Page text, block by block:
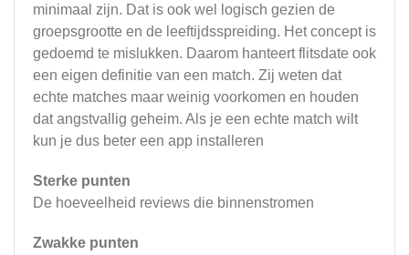
minimaal zijn. Dat is ook wel logisch gezien de
groepsgrootte en de leeftijdsspreiding. Het concept is
gedoemd te mislukken. Daarom hanteert flitsdate ook
een eigen definitie van een match. Zij weten dat
echte matches maar weinig voorkomen en houden
dat angstvallig geheim. Als je een echte match wilt
kun je dus beter een app installeren
Sterke punten
De hoeveelheid reviews die binnenstromen
Zwakke punten